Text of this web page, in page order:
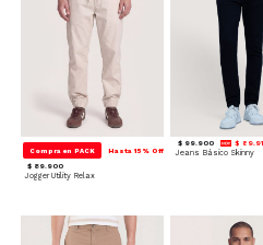
Compra en PACK Hasta 15% Off
$ 89.900
Jogger Utility Relax
$ 99.900 $
Jeans Básico Skinny